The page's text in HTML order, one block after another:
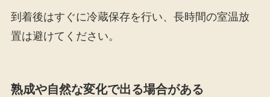
到着後はすぐに冷蔵保存を行い、長時間の室温放
置は避けてください。
熟成や自然な変化で出る場合がある